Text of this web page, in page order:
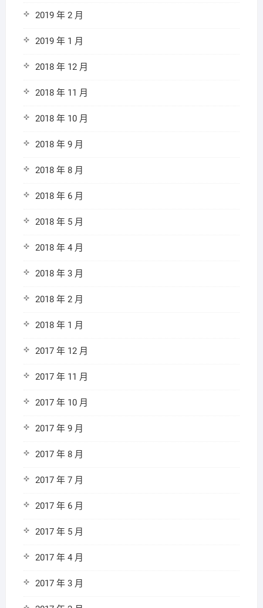
2019 年 2 月
2019 年 1 月
2018 年 12 月
2018 年 11 月
2018 年 10 月
2018 年 9 月
2018 年 8 月
2018 年 6 月
2018 年 5 月
2018 年 4 月
2018 年 3 月
2018 年 2 月
2018 年 1 月
2017 年 12 月
2017 年 11 月
2017 年 10 月
2017 年 9 月
2017 年 8 月
2017 年 7 月
2017 年 6 月
2017 年 5 月
2017 年 4 月
2017 年 3 月